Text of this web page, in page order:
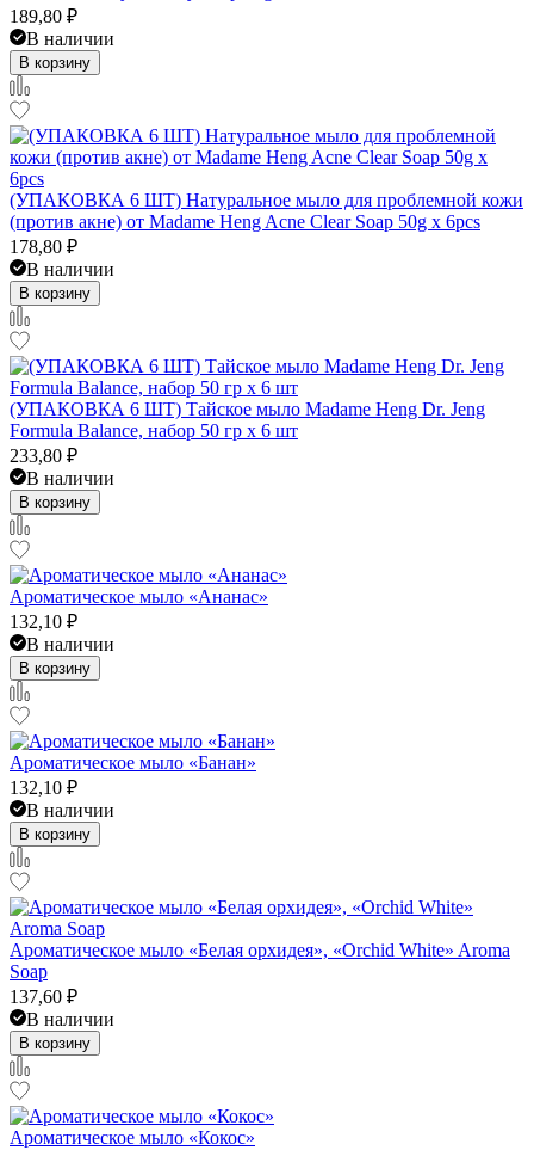
189,80 ₽
В наличии
В корзину
(УПАКОВКА 6 ШТ) Натуральное мыло для проблемной кожи
(против акне) от Madame Heng Acne Clear Soap 50g x 6pcs
178,80 ₽
В наличии
В корзину
(УПАКОВКА 6 ШТ) Тайское мыло Madame Heng Dr. Jeng
Formula Balance, набор 50 гр x 6 шт
233,80 ₽
В наличии
В корзину
Ароматическое мыло «Ананас»
132,10 ₽
В наличии
В корзину
Ароматическое мыло «Банан»
132,10 ₽
В наличии
В корзину
Ароматическое мыло «Белая орхидея», «Orchid White» Aroma
Soap
137,60 ₽
В наличии
В корзину
Ароматическое мыло «Кокос»